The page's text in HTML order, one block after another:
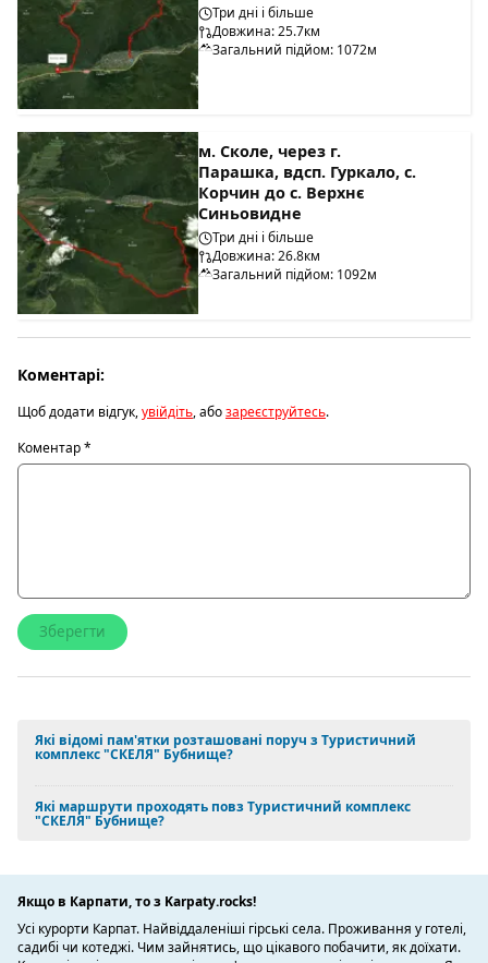
Три дні і більше
Довжина: 25.7км
Загальний підйом: 1072м
м. Сколе, через г.
Парашка, вдсп. Гуркало, с.
Корчин до с. Верхнє
Синьовидне
Три дні і більше
Довжина: 26.8км
Загальний підйом: 1092м
Коментарі:
Щоб додати відгук,увійдіть, абозареєструйтесь.
Коментар*
Які відомі пам'ятки розташовані поруч з Туристичний
комплекс "СКЕЛЯ" Бубнище?
Які маршрути проходять повз Туристичний комплекс
"СКЕЛЯ" Бубнище?
Якщо в Карпати, то з Karpaty.rocks!
Усі курорти Карпат. Найвіддаленіші гірські села. Проживання у готелі,
садибі чи котеджі. Чим зайнятись, що цікавого побачити, як доїхати.